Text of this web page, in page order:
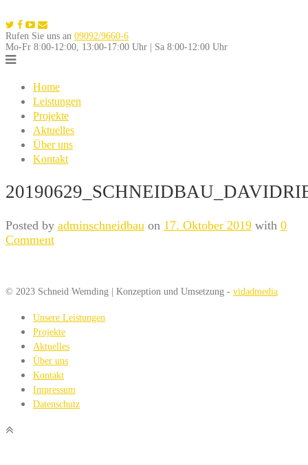
to
content
Rufen Sie uns an 09092/9660-6
Mo-Fr 8:00-12:00, 13:00-17:00 Uhr | Sa 8:00-12:00 Uhr
Home
Leistungen
Projekte
Aktuelles
Über uns
Kontakt
Posted by adminschneidbau on 17. Oktober 2019 with 0
Comment
© 2023 Schneid Wemding | Konzeption und Umsetzung - vidadmedia
Unsere Leistungen
Projekte
Aktuelles
Über uns
Kontakt
Impressum
Datenschutz